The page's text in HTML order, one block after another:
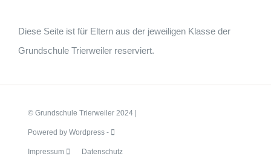
Diese Seite ist für Eltern aus der jeweiligen Klasse der
Grundschule Trierweiler reserviert.
© Grundschule Trierweiler 2024 |
Powered by Wordpress -
Impressum Datenschutz